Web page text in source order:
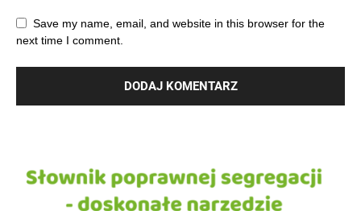
Save my name, email, and website in this browser for the
next time I comment.